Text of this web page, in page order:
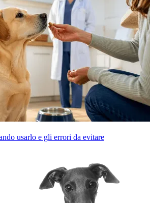
usarlo e gli errori da evitare